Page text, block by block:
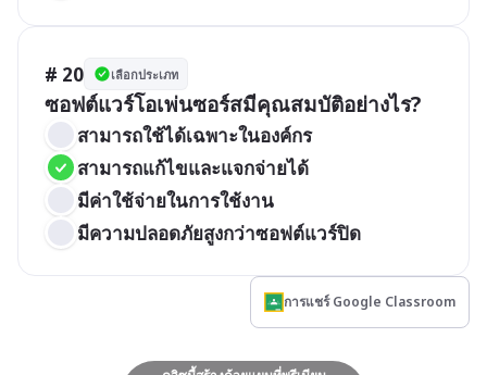
# 20 เลือกประเภท
ซอฟต์แวร์โอเพ่นซอร์สมีคุณสมบัติอย่างไร?
สามารถใช้ได้เฉพาะในองค์กร
สามารถแก้ไขและแจกจ่ายได้
มีค่าใช้จ่ายในการใช้งาน
มีความปลอดภัยสูงกว่าซอฟต์แวร์ปิด
การแชร์ Google Classroom